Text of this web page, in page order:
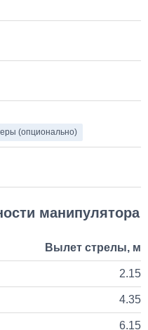
JUKOOL FT-
1 день
45 000
1 день
(опционально)
манипулятора
Вылет стрелы, м
2.15
4.35
6.15